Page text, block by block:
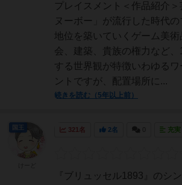
プレイスメント＜作品紹介
ヌーボー」が流行した時代の
地位を築いていくゲーム美
会、建築、貴族の権力など
する世界観が特徴いわゆるワ
ントですが、配置場所に...
続きを読む（5年以上前）
321名 2名 充実
『ブリュッセル1893』のシ
国王